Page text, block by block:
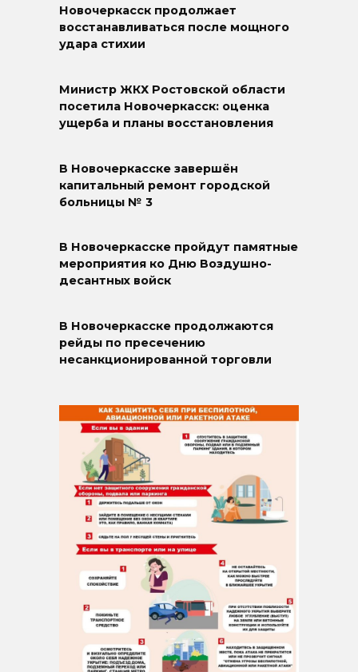
Новочеркасск продолжает
восстанавливаться после мощного
удара стихии
Министр ЖКХ Ростовской области
посетила Новочеркасск: оценка
ущерба и планы восстановления
В Новочеркасске завершён
капитальный ремонт городской
больницы № 3
В Новочеркасске пройдут памятные
мероприятия ко Дню Воздушно-
десантных войск
В Новочеркасске продолжаются
рейды по пресечению
несанкционированной торговли